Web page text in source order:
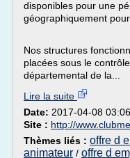
disponibles pour une
géographiquement
Nos structures
placées sous le
départemental de la...
Lire la suite
Date: 2017-04-08
Site : http://
Thèmes liés : offre d
animateur / offre d